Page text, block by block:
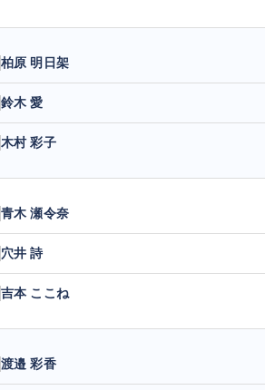
柏原 明日架
鈴木 愛
木村 彩子
青木 瀬令奈
穴井 詩
吉本 ここね
渡邉 彩香